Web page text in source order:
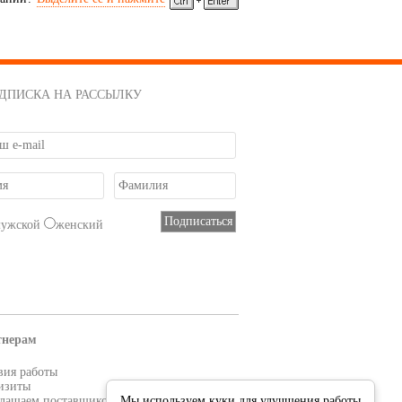
НА РАССЫЛКУ
женский
работы